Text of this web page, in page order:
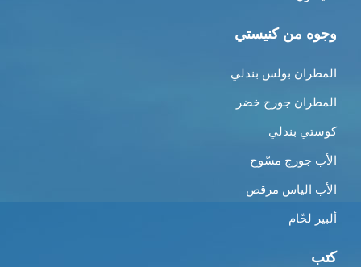
وجوه من كنيستي
المطران بولس بندلي
المطران جورج خضر
كوستي بندلي
الأب جورج مسّوح
الأب الياس مرقص
ألبير لحّام
كتب